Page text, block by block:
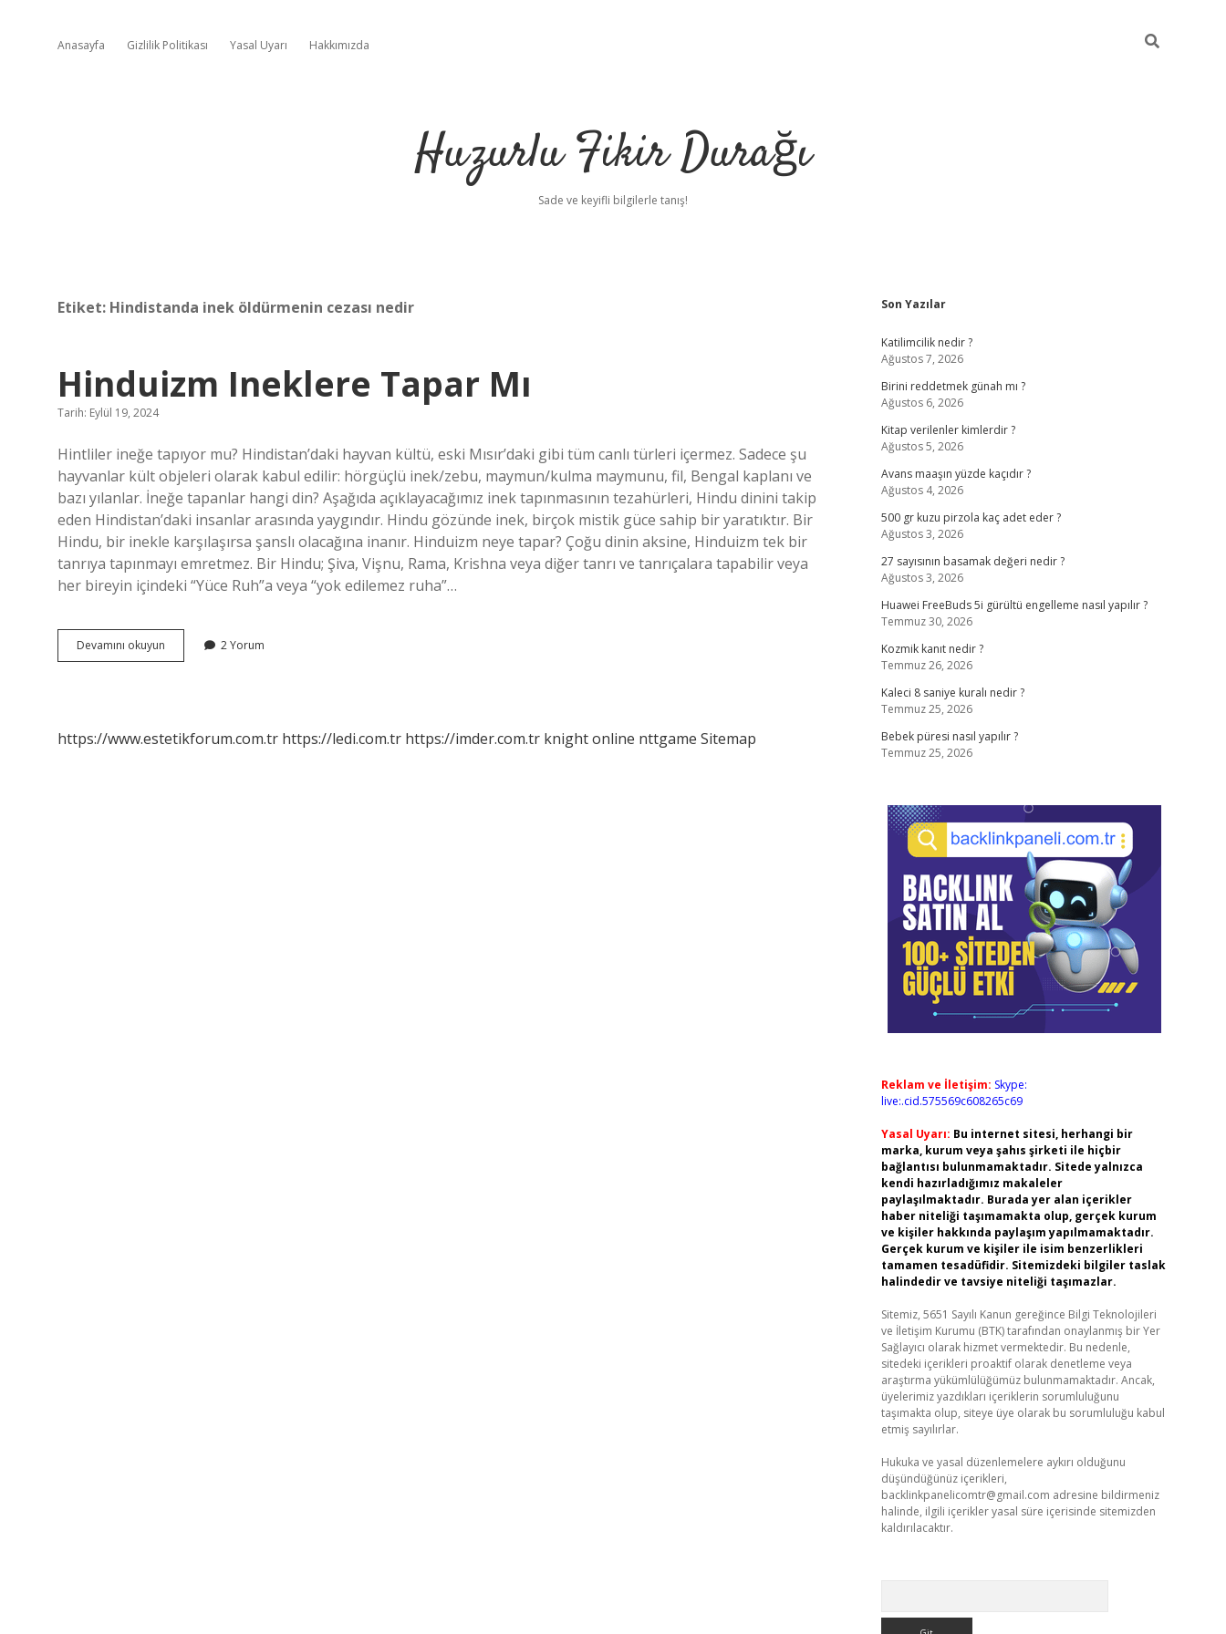
Anasayfa Gizlilik Politikası Yasal Uyarı Hakkımızda
Huzurlu Fikir Durağı
Sade ve keyifli bilgilerle tanış!
Etiket: Hindistanda inek öldürmenin cezası nedir
Hinduizm Ineklere Tapar Mı
Tarih: Eylül 19, 2024
Hintliler ineğe tapıyor mu? Hindistan’daki hayvan kültü, eski Mısır’daki gibi tüm canlı türleri içermez. Sadece şu
hayvanlar kült objeleri olarak kabul edilir: hörgüçlü inek/zebu, maymun/kulma maymunu, fil, Bengal kaplanı ve
bazı yılanlar. İneğe tapanlar hangi din? Aşağıda açıklayacağımız inek tapınmasının tezahürleri, Hindu dinini takip
eden Hindistan’daki insanlar arasında yaygındır. Hindu gözünde inek, birçok mistik güce sahip bir yaratıktır. Bir
Hindu, bir inekle karşılaşırsa şanslı olacağına inanır. Hinduizm neye tapar? Çoğu dinin aksine, Hinduizm tek bir
tanrıya tapınmayı emretmez. Bir Hindu; Şiva, Vişnu, Rama, Krishna veya diğer tanrı ve tanrıçalara tapabilir veya
her bireyin içindeki “Yüce Ruh”a veya “yok edilemez ruha”…
Devamını okuyun Hinduizm
Ineklere
2 Yorum
https://www.estetikforum.com.tr https://ledi.com.tr https://imder.com.tr knight online nttgame Sitemap
Sidebar
Son Yazılar
Katilimcilik nedir ?
Ağustos 7, 2026
Birini reddetmek günah mı ?
Ağustos 6, 2026
Kitap verilenler kimlerdir ?
Ağustos 5, 2026
Avans maaşın yüzde kaçıdır ?
Ağustos 4, 2026
500 gr kuzu pirzola kaç adet eder ?
Ağustos 3, 2026
27 sayısının basamak değeri nedir ?
Ağustos 3, 2026
Huawei FreeBuds 5i gürültü engelleme nasıl yapılır ?
Temmuz 30, 2026
Kozmik kanıt nedir ?
Temmuz 26, 2026
Kaleci 8 saniye kuralı nedir ?
Temmuz 25, 2026
Bebek püresi nasıl yapılır ?
Temmuz 25, 2026
Reklam ve İletişim: Skype:
live:.cid.575569c608265c69
Yasal Uyarı: Bu internet sitesi, herhangi bir
marka, kurum veya şahıs şirketi ile hiçbir
bağlantısı bulunmamaktadır. Sitede yalnızca
kendi hazırladığımız makaleler
paylaşılmaktadır. Burada yer alan içerikler
haber niteliği taşımamakta olup, gerçek kurum
ve kişiler hakkında paylaşım yapılmamaktadır.
Gerçek kurum ve kişiler ile isim benzerlikleri
tamamen tesadüfidir. Sitemizdeki bilgiler taslak
halindedir ve tavsiye niteliği taşımazlar.
Sitemiz, 5651 Sayılı Kanun gereğince Bilgi Teknolojileri
ve İletişim Kurumu (BTK) tarafından onaylanmış bir Yer
Sağlayıcı olarak hizmet vermektedir. Bu nedenle,
sitedeki içerikleri proaktif olarak denetleme veya
araştırma yükümlülüğümüz bulunmamaktadır. Ancak,
üyelerimiz yazdıkları içeriklerin sorumluluğunu
taşımakta olup, siteye üye olarak bu sorumluluğu kabul
etmiş sayılırlar.
Hukuka ve yasal düzenlemelere aykırı olduğunu
düşündüğünüz içerikleri,
backlinkpanelicomtr@gmail.com adresine bildirmeniz
halinde, ilgili içerikler yasal süre içerisinde sitemizden
kaldırılacaktır.
ilbet giriş